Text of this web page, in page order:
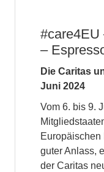
#care4EU
–
Die Caritas
Juni 2024
Vom 6. bis 9.
Europäischen
guter Anlass,
der Caritas